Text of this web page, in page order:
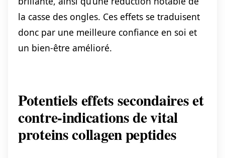
la casse des ongles. Ces effets se traduisent
donc par une meilleure confiance en soi et
un bien-être amélioré.
Potentiels effets secondaires et
contre-indications de vital
proteins collagen peptides